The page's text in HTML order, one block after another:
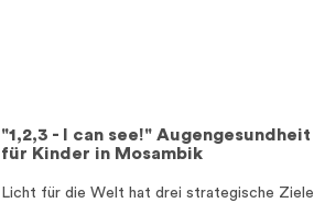
"1,2,3 - I can see!" Augengesundheit
für Kinder in Mosambik
Licht für die Welt hat drei strategische Ziele